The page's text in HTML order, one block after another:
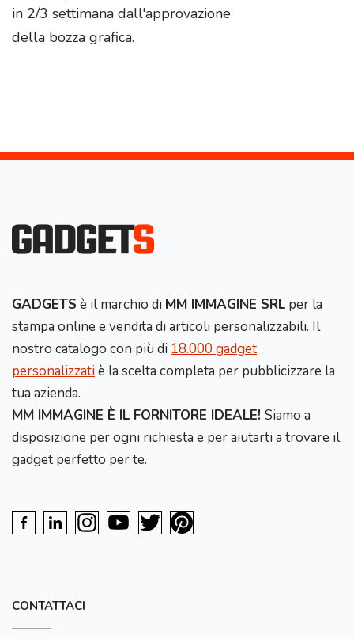
in 2/3 settimana dall'approvazione
della bozza grafica.
GADGETS è il marchio di MM IMMAGINE SRL per la
stampa online e vendita di articoli personalizzabili. Il
nostro catalogo con più di 18.000 gadget
personalizzatiè la scelta completa per pubblicizzare la
tua azienda.
MM IMMAGINE È IL FORNITORE IDEALE! Siamo a
disposizione per ogni richiesta e per aiutarti a trovare il
gadget perfetto per te.
CONTATTACI